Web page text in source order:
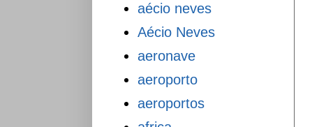
aécio neves
Aécio Neves
aeronave
aeroporto
aeroportos